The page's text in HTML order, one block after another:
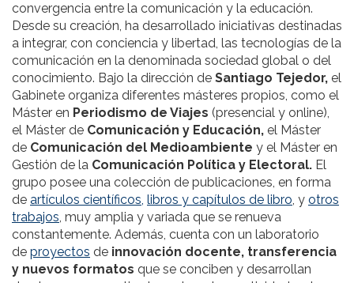
convergencia entre la comunicación y la educación.
Desde su creación, ha desarrollado iniciativas destinadas
a integrar, con conciencia y libertad, las tecnologías de la
comunicación en la denominada sociedad global o del
conocimiento. Bajo la dirección de Santiago Tejedor, el
Gabinete organiza diferentes másteres propios, como el
Máster en Periodismo de Viajes (presencial y online),
el Máster de Comunicación y Educación, el Máster
de Comunicación del Medioambiente y el Máster en
Gestión de la Comunicación Política y Electoral. El
grupo posee una colección de publicaciones, en forma
de artículos científicos, libros y capítulos de libro, y otros
trabajos, muy amplia y variada que se renueva
constantemente. Además, cuenta con un laboratorio
de proyectos de innovación docente, transferencia
y nuevos formatos que se conciben y desarrollan